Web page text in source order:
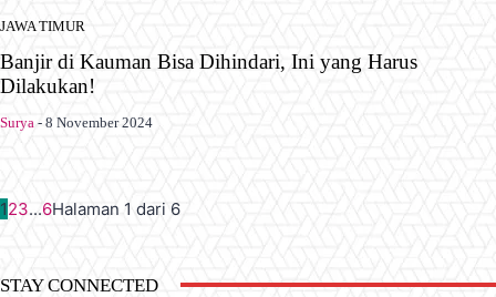
JAWA TIMUR
Banjir di Kauman Bisa Dihindari, Ini yang Harus
Dilakukan!
Surya - 8 November 2024
123...6Halaman 1 dari 6
STAY CONNECTED